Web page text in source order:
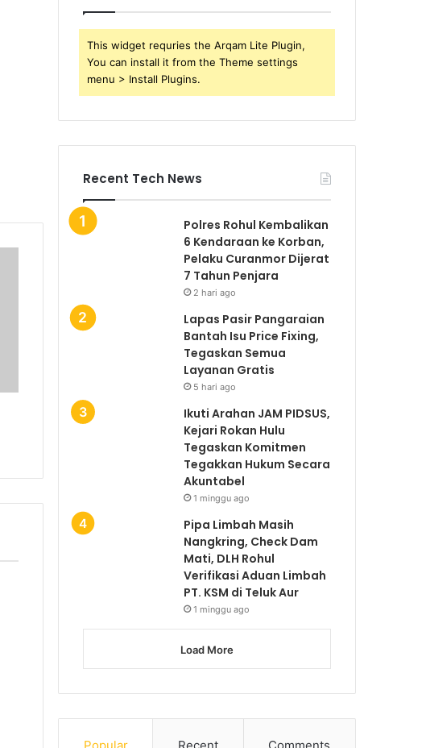
This widget requries the Arqam Lite Plugin,
You can install it from the Theme settings
menu > Install Plugins.
Recent Tech News
Polres Rohul Kembalikan
6 Kendaraan ke Korban,
Pelaku Curanmor Dijerat
7 Tahun Penjara
2 hari ago
Lapas Pasir Pangaraian
Bantah Isu Price Fixing,
Tegaskan Semua
Layanan Gratis
5 hari ago
Ikuti Arahan JAM PIDSUS,
Kejari Rokan Hulu
Tegaskan Komitmen
Tegakkan Hukum Secara
Akuntabel
1 minggu ago
Pipa Limbah Masih
Nangkring, Check Dam
Mati, DLH Rohul
Verifikasi Aduan Limbah
PT. KSM di Teluk Aur
1 minggu ago
Load More